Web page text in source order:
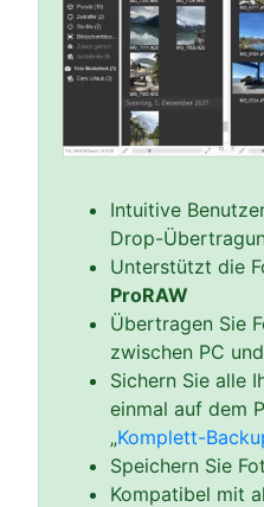
Intuitive
Drop-
Unterstützt die
ProRAW
Übertragen Sie
zwischen PC
Sichern Sie alle
einmal auf dem
„Komplett-
Speichern Sie
Kompatibel mit